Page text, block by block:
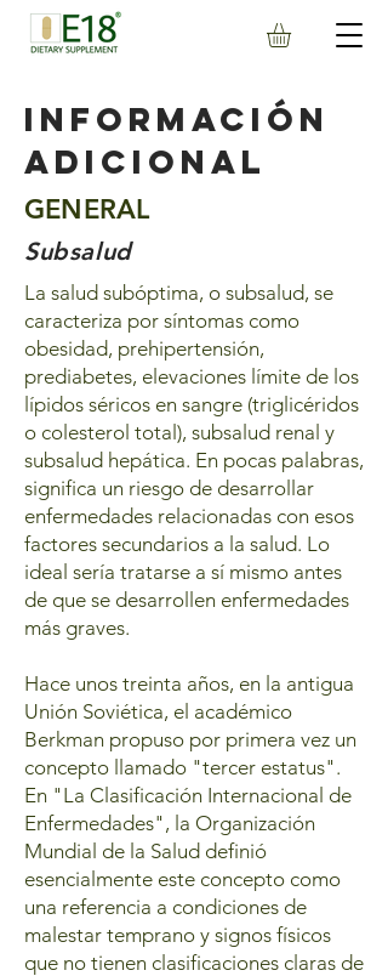
información
adicional
GENERAL
Subsalud
La salud subóptima, o subsalud, se
caracteriza por síntomas como
obesidad, prehipertensión,
prediabetes, elevaciones límite de los
lípidos séricos en sangre (triglicéridos
o colesterol total), subsalud renal y
subsalud hepática. En pocas palabras,
significa un riesgo de desarrollar
enfermedades relacionadas con esos
factores secundarios a la salud. Lo
ideal sería tratarse a sí mismo antes
de que se desarrollen enfermedades
más graves.
Hace unos treinta años, en la antigua
Unión Soviética, el académico
Berkman propuso por primera vez un
concepto llamado "tercer estatus".
En "La Clasificación Internacional de
Enfermedades", la Organización
Mundial de la Salud definió
esencialmente este concepto como
una referencia a condiciones de
malestar temprano y signos físicos
que no tienen clasificaciones claras de